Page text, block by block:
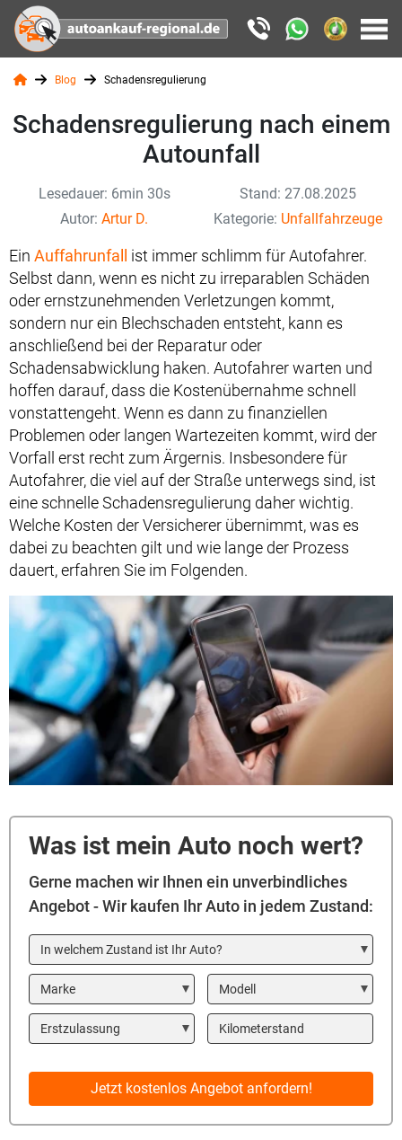
Blog Schadensregulierung
Schadensregulierung nach einem
Autounfall
Lesedauer: 6min 30s
Stand: 27.08.2025
Autor: Artur D. Kategorie: Unfallfahrzeuge
Ein Auffahrunfall
ist immer schlimm für Autofahrer.
Selbst dann, wenn es nicht zu irreparablen Schäden
oder ernstzunehmenden Verletzungen kommt,
sondern nur ein Blechschaden entsteht, kann es
anschließend bei der Reparatur oder
Schadensabwicklung haken. Autofahrer warten und
hoffen darauf, dass die Kostenübernahme schnell
vonstattengeht. Wenn es dann zu finanziellen
Problemen oder langen Wartezeiten kommt, wird der
Vorfall erst recht zum Ärgernis. Insbesondere für
Autofahrer, die viel auf der Straße unterwegs sind, ist
eine schnelle Schadensregulierung daher wichtig.
Welche Kosten der Versicherer übernimmt, was es
dabei zu beachten gilt und wie lange der Prozess
dauert, erfahren Sie im Folgenden.
Was ist mein Auto noch wert?
Gerne machen wir Ihnen ein unverbindliches
Angebot - Wir kaufen Ihr Auto in jedem Zustand:
In welchem Zustand ist Ihr Auto?
Marke Modell
Year Kilometerstand
Jetzt kostenlos Angebot anfordern!